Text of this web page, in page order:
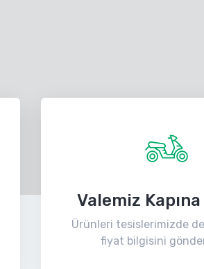
Valemiz
Ürünleri tesislerimizde
fiyat bilgisini